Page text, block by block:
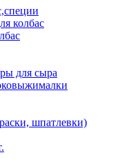
колбас
для сыра
шпатлевки)